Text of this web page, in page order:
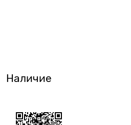
Наличие